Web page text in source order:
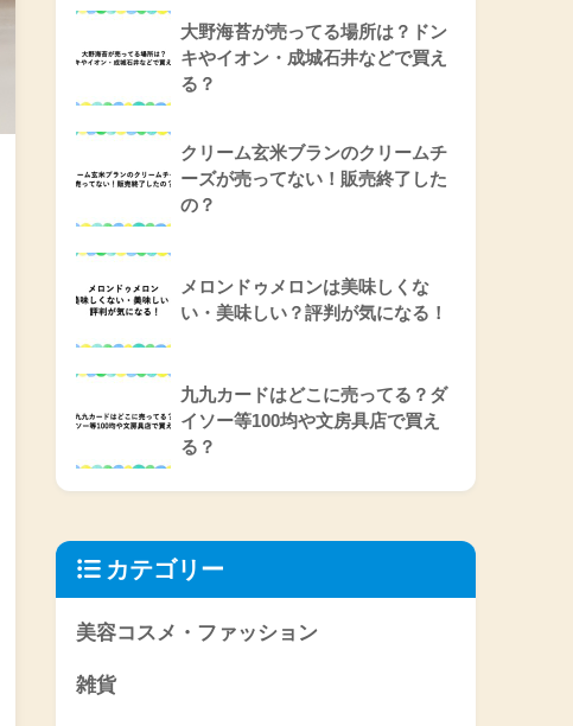
大野海苔が売ってる場所は？ドン
キやイオン・成城石井などで買え
る？
クリーム玄米ブランのクリームチ
ーズが売ってない！販売終了した
の？
メロンドゥメロンは美味しくな
い・美味しい？評判が気になる！
九九カードはどこに売ってる？ダ
イソー等100均や文房具店で買え
る？
カテゴリー
美容コスメ・ファッション
雑貨